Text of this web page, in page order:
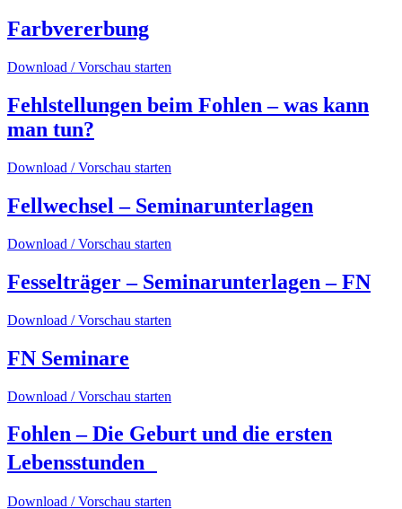
Farbvererbung
Download / Vorschau starten
Fehlstellungen beim Fohlen – was kann
man tun?
Download / Vorschau starten
Fellwechsel – Seminarunterlagen
Download / Vorschau starten
Fesselträger – Seminarunterlagen – FN
Download / Vorschau starten
FN Seminare
Download / Vorschau starten
Fohlen – Die Geburt und die ersten
Lebensstunden
Download / Vorschau starten